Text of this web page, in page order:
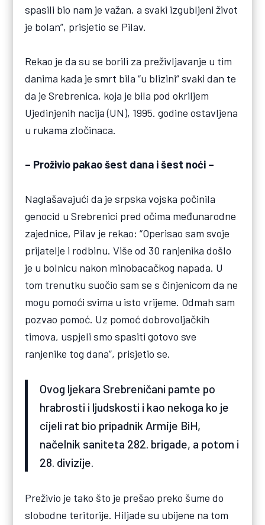
spasili bio nam je važan, a svaki izgubljeni život
je bolan”, prisjetio se Pilav.
Rekao je da su se borili za preživljavanje u tim
danima kada je smrt bila “u blizini” svaki dan te
da je Srebrenica, koja je bila pod okriljem
Ujedinjenih nacija (UN), 1995. godine ostavljena
u rukama zločinaca.
– Proživio pakao šest dana i šest noći –
Naglašavajući da je srpska vojska počinila
genocid u Srebrenici pred očima međunarodne
zajednice, Pilav je rekao: “Operisao sam svoje
prijatelje i rodbinu. Više od 30 ranjenika došlo
je u bolnicu nakon minobacačkog napada. U
tom trenutku suočio sam se s činjenicom da ne
mogu pomoći svima u isto vrijeme. Odmah sam
pozvao pomoć. Uz pomoć dobrovoljačkih
timova, uspjeli smo spasiti gotovo sve
ranjenike tog dana”, prisjetio se.
Ovog ljekara Srebreničani pamte po
hrabrosti i ljudskosti i kao nekoga ko je
cijeli rat bio pripadnik Armije BiH,
načelnik saniteta 282. brigade, a potom i
28. divizije.
Preživio je tako što je prešao preko šume do
slobodne teritorije. Hiljade su ubijene na tom